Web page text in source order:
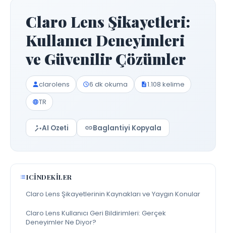
Claro Lens Şikayetleri:
Kullanıcı Deneyimleri
ve Güvenilir Çözümler
clarolens 6 dk okuma
1.108 kelime
TR
AI Ozeti Baglantiyi Kopyala
ICINDEKILER
Claro Lens Şikayetlerinin Kaynakları ve Yaygın Konular
Claro Lens Kullanıcı Geri Bildirimleri: Gerçek
Deneyimler Ne Diyor?